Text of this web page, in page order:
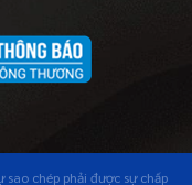
sao chép phải được sự chấp